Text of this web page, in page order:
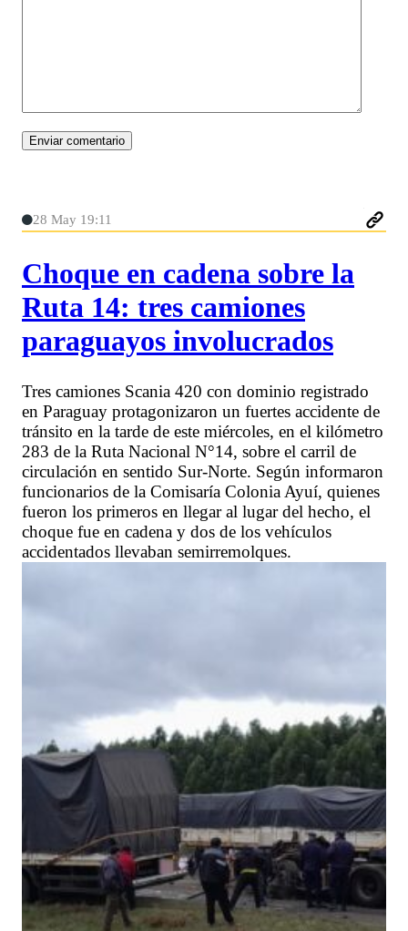
28 May 19:11
Choque en cadena sobre la
Ruta 14: tres camiones
paraguayos involucrados
Tres camiones Scania 420 con dominio registrado
en Paraguay protagonizaron un fuertes accidente de
tránsito en la tarde de este miércoles, en el kilómetro
283 de la Ruta Nacional N°14, sobre el carril de
circulación en sentido Sur-Norte. Según informaron
funcionarios de la Comisaría Colonia Ayuí, quienes
fueron los primeros en llegar al lugar del hecho, el
choque fue en cadena y dos de los vehículos
accidentados llevaban semirremolques.